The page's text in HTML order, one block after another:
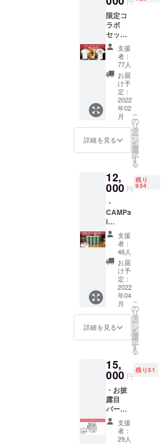
コット
ン100％
を予定
してお
りま
す。 サ
イズ S
身丈 70
身幅 51
肩幅 46
袖丈 21
M 身丈
75 身幅
50 袖丈
22 L 身
丈 79 身
幅 54 袖
丈 24
83 身幅
60 肩幅
58 袖丈
26
ジョン
になっ
ている
ので、
甲冑部
分が
ホップ
の模様
です。
これは
Repubr
ewロゴ
チーフ
にして
ザイン
は静岡
出身、
HIROTT
ONさ
ん。
ズ、シ
ルクス
クリー
ンポス
ターを
手摺り
で作り
ます。
富士市
にある
スク
リーン
プリン
トさん
にて作
ツスタ
ジオの
ロゴを
ハンド
メイド
で刷っ
たシル
クスク
リーン
ポス
ター。
手刷り
の為、1
枚1枚微
妙に風
合いが
異なり
限定コ
ラボ
セッ
ト！ ・
伊豆の
ぬし釣
りさん
パイン
トグラ
ス ・ナ
チュラ
ルルー
ツスタ
ジオのT
シャツ
キャン
イヤー
限定
ビール
の
Sessio
nIPA
バー
ジョン
になっ
ている
ので、
甲冑部
分が
ホップ
の模様
です。
これは
チーフ
にして
おりま
す。
支援
者：
77人
お届
け予
定：
2022
年02
月
詳細を見る
こ
の
リ
タ
ー
ン
を
選
択
す
る
12,
000 円
残り
954
・
CAMPa
i
Hazy
限定
バー
ジョン
ビール4
缶セッ
ト 伊豆
のぬし
釣りさ
んとコ
ラボで
製造し
た
i HAZY
を今回
はクラ
ウド
ファン
ディン
グよう
Sessio
支援
者：
46人
お届
け予
定：
2022
年04
月
詳細を見る
こ
の
リ
タ
ー
ン
を
選
択
す
る
15,
000 円
残り31
・お披
露目
パー
ティー
参加
券 １
支援
者：
29人